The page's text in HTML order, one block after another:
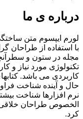
درباره ی ما
لورم ایپسوم متن
با استفاده از طراحان
مجله در ستون و
تکنولوژی مورد نیاز و
کاربردی می باشد.
حال و آینده شناخت
نرم افزارها شناخت
الخصوص طراحان
کرد.